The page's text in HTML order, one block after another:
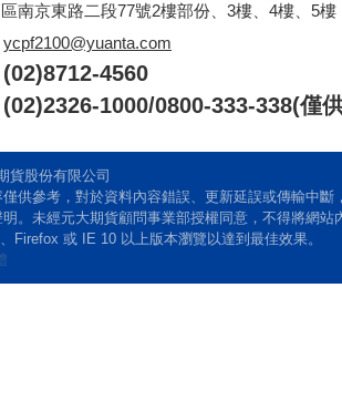
南京東路二段77號2樓部份、3樓、4樓、5樓
ycpf2100@yuanta.com
(02)8712-4560
(02)2326-1000/0800-333-338(僅
貨股份有限公司
供參考，對於資料內容錯誤、更新延誤或傳輸中
。未經元大期貨顧問事業部授權同意，不得將網站
Firefox 或 IE 10 以上版本瀏覽以達到最佳效果。